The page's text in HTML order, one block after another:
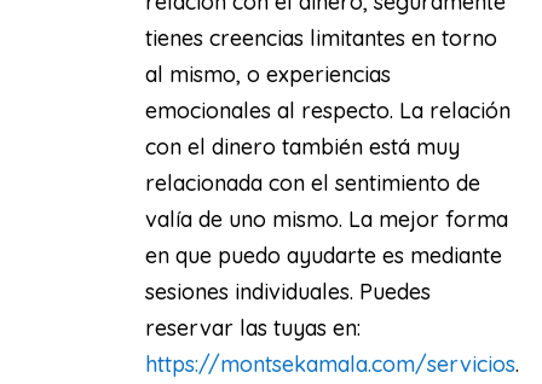
tienes creencias limitantes en torno
al mismo, o experiencias
emocionales al respecto. La relación
con el dinero también está muy
relacionada con el sentimiento de
valía de uno mismo. La mejor forma
en que puedo ayudarte es mediante
sesiones individuales. Puedes
reservar las tuyas en:
https://montsekamala.com/servicios.